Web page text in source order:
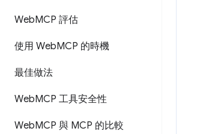
WebMCP 評估
使用 WebMCP 的時機
最佳做法
WebMCP 工具安全性
WebMCP 與 MCP 的比較